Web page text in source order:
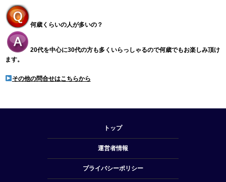
何歳くらいの人が多いの？
20代を中心に30代の方も多くいらっしゃるので何歳でもお楽しみ頂け
ます。
その他の問合せはこちらから
トップ
運営者情報
プライバシーポリシー